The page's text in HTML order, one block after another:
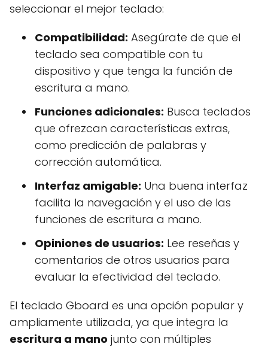
seleccionar el mejor teclado:
Compatibilidad: Asegúrate de que el
teclado sea compatible con tu
dispositivo y que tenga la función de
escritura a mano.
Funciones adicionales: Busca teclados
que ofrezcan características extras,
como predicción de palabras y
corrección automática.
Interfaz amigable: Una buena interfaz
facilita la navegación y el uso de las
funciones de escritura a mano.
Opiniones de usuarios: Lee reseñas y
comentarios de otros usuarios para
evaluar la efectividad del teclado.
El teclado Gboard es una opción popular y
ampliamente utilizada, ya que integra la
escritura a mano junto con múltiples